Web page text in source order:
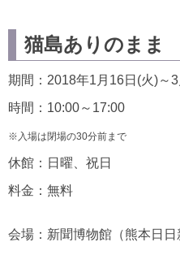
猫島ありのまま
期間：2018年1月16日(火)～
時間：10:00～17:00
※入場は閉場の30分前まで
休館：日曜、祝日
料金：無料
会場：新聞博物館（熊本日日